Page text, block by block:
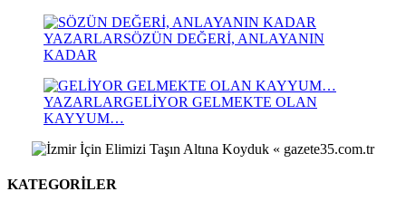
YAZARLARSÖZÜN DEĞERİ, ANLAYANIN
KADAR
YAZARLARGELİYOR GELMEKTE OLAN
KAYYUM…
KATEGORİLER